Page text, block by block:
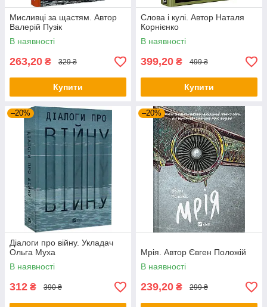
Мисливці за щастям. Автор
Валерій Пузік
В наявності
263,20 ₴ 329 ₴
Купити
Слова і кулі. Автор Наталя
Корнієнко
В наявності
399,20 ₴ 499 ₴
Купити
–20%
Діалоги про війну. Укладач
Ольга Муха
В наявності
312 ₴ 390 ₴
–20%
Мрія. Автор Євген Положій
В наявності
239,20 ₴ 299 ₴